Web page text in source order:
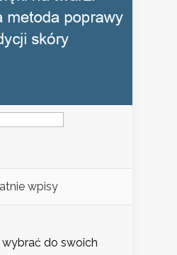
wpisy
wybrać do swoich